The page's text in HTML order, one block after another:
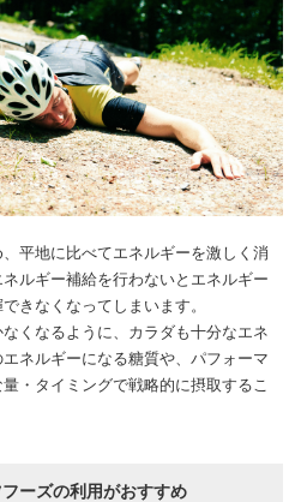
平地に比べてエネルギーを激しく消
ルギー補給を行わないとエネルギー
きなくなってしまいます。
くなるように、カラダも十分なエネ
ネルギーになる糖質や、パフォーマ
・タイミングで戦略的に摂取するこ
ーズの利用がおすすめ